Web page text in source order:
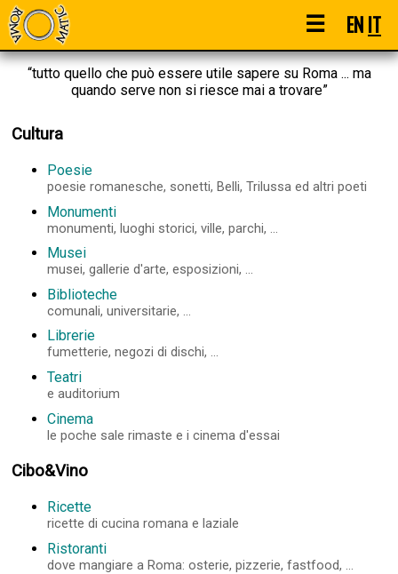
☰ ENIT
“tutto quello che può essere utile sapere su Roma ... ma
quando serve non si riesce mai a trovare”
Cultura
Poesie
poesie romanesche, sonetti, Belli, Trilussa ed altri poeti
Monumenti
monumenti, luoghi storici, ville, parchi, ...
Musei
musei, gallerie d'arte, esposizioni, ...
Biblioteche
comunali, universitarie, ...
Librerie
fumetterie, negozi di dischi, ...
Teatri
e auditorium
Cinema
le poche sale rimaste e i cinema d'essai
Cibo&Vino
Ricette
ricette di cucina romana e laziale
Ristoranti
dove mangiare a Roma: osterie, pizzerie, fastfood, ...